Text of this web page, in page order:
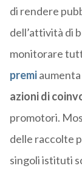
di rendere
dell’attività di
monitorare
premiaumenta
azioni di
promotori.
delle raccolte
singoli istituti